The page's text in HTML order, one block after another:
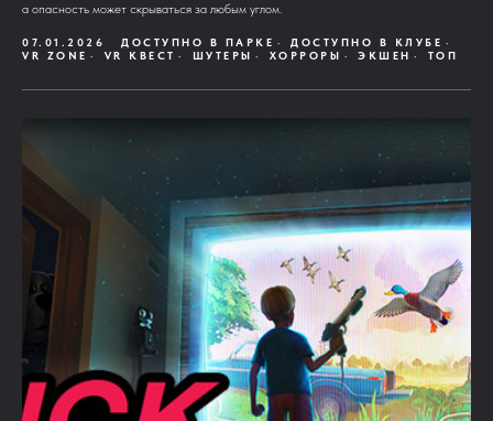
а опасность может скрываться за любым углом.
07.01.2026 ДОСТУПНО В ПАРКЕ
ДОСТУПНО В КЛУБЕ
VR ZONE
VR КВЕСТ ШУТЕРЫ ХОРРОРЫ ЭКШЕН ТОП